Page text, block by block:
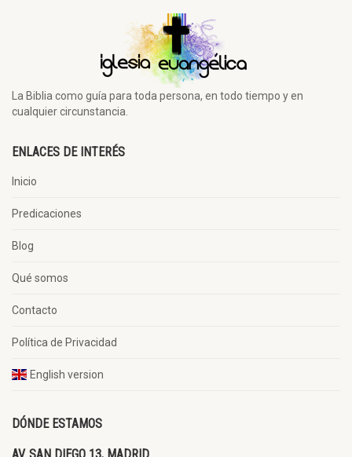
La Biblia como guía para toda persona, en todo tiempo y en
cualquier circunstancia.
ENLACES DE INTERÉS
Inicio
Predicaciones
Blog
Qué somos
Contacto
Política de Privacidad
English version
DÓNDE ESTAMOS